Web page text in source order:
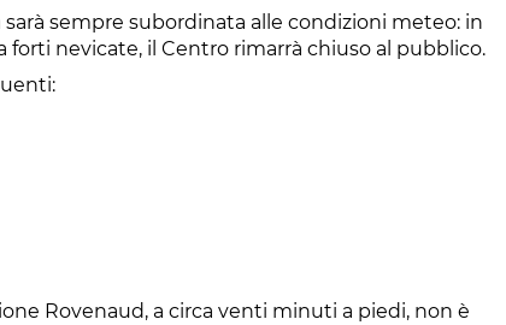
sarà sempre subordinata alle condizioni meteo: in
forti nevicate, il Centro rimarrà chiuso al pubblico.
Rovenaud, a circa venti minuti a piedi, non è